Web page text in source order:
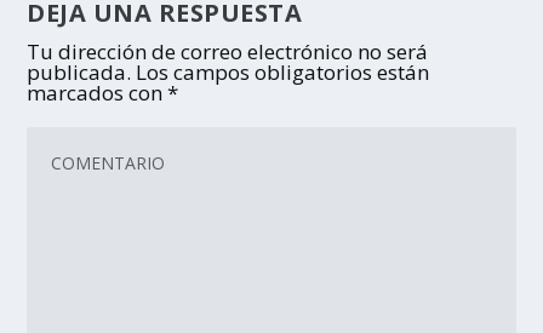
DEJA UNA RESPUESTA
Tu dirección de correo electrónico no será
publicada. Los campos obligatorios están
marcados con*